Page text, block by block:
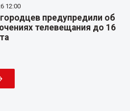
12:00
предупредили об
телевещания до 16